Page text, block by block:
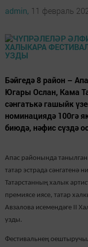
admin, 11 февраль
Бәйгедә 8 район –
Югары Ослан, Кама
сәнгатькә гашыйк
номинациядә 100гә
биюдә, нәфис сүздә
Апас районында
татар эстрада сәнгатенә
Татарстанның халык
премиясе иясе, татар
Авзалова исемендәге II
узды.
Фестивальнең